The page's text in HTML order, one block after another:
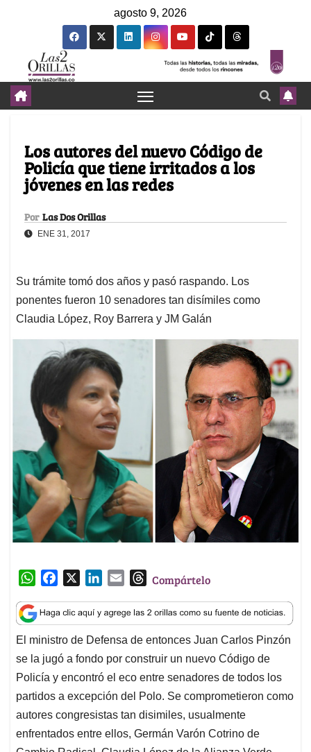
agosto 9, 2026
Los autores del nuevo Código de
Policía que tiene irritados a los
jóvenes en las redes
Por Las Dos Orillas
ENE 31, 2017
Su trámite tomó dos años y pasó raspando. Los
ponentes fueron 10 senadores tan disímiles como
Claudia López, Roy Barrera y JM Galán
W
a
t
s
A
p
p
c
e
b
o
o
k
n
k
e
d
I
n
a
i
l
T
r
e
a
d
s
Compártelo
El ministro de Defensa de entonces Juan Carlos Pinzón
se la jugó a fondo por construir un nuevo Código de
Policía y encontró el eco entre senadores de todos los
partidos a excepción del Polo. Se comprometieron como
autores congresistas tan disimiles, usualmente
enfrentados entre ellos, Germán Varón Cotrino de